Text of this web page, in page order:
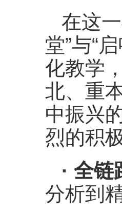
在这
堂”与“
化教学
北、重
中振兴
烈的积
· 全
分析到